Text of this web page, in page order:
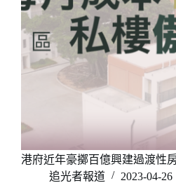
港府近年豪擲百億興建過渡性
追光者報道
2023-04-26